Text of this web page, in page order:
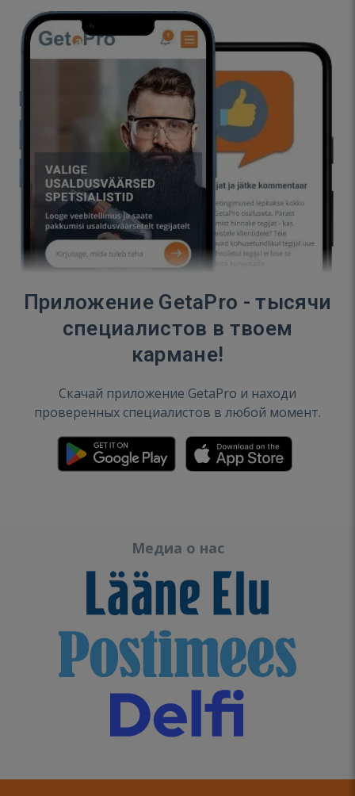
Приложение GetaPro - тысячи
специалистов в твоем
кармане!
Скачай приложение GetaPro и находи
проверенных специалистов в любой момент.
Медиа о нас